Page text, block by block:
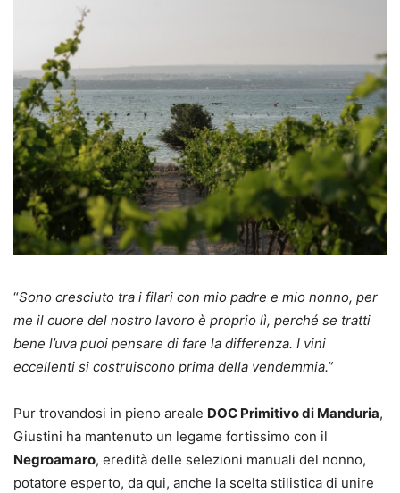
“Sono cresciuto tra i filari con mio padre e mio nonno, per
me il cuore del nostro lavoro è proprio lì, perché se tratti
bene l’uva puoi pensare di fare la differenza. I vini
eccellenti si costruiscono prima della vendemmia.”
Pur trovandosi in pieno areale DOC Primitivo di Manduria,
Giustini ha mantenuto un legame fortissimo con il
Negroamaro, eredità delle selezioni manuali del nonno,
potatore esperto, da qui, anche la scelta stilistica di unire